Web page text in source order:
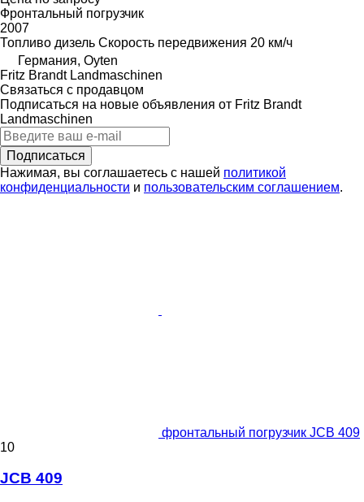
Фронтальный погрузчик
2007
Топливо дизель Скорость передвижения 20 км/ч
Германия, Oyten
Fritz Brandt Landmaschinen
Связаться с продавцом
Подписаться на новые объявления от Fritz Brandt
Landmaschinen
Подписаться
Нажимая, вы соглашаетесь с нашей политикой
конфиденциальности и пользовательским соглашением.
фронтальный погрузчик JCB 409
10
JCB 409